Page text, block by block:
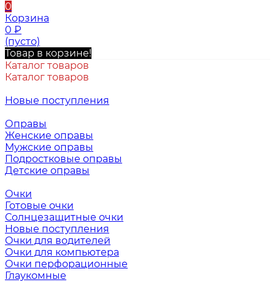
0
Корзина
0 ₽
(пусто)
Товар в корзине!
Каталог товаров
Каталог товаров
Новые поступления
Оправы
Женские оправы
Мужские оправы
Подростковые оправы
Детские оправы
Очки
Готовые очки
Солнцезащитные очки
Новые поступления
Очки для водителей
Очки для компьютера
Очки перфорационные
Глаукомные